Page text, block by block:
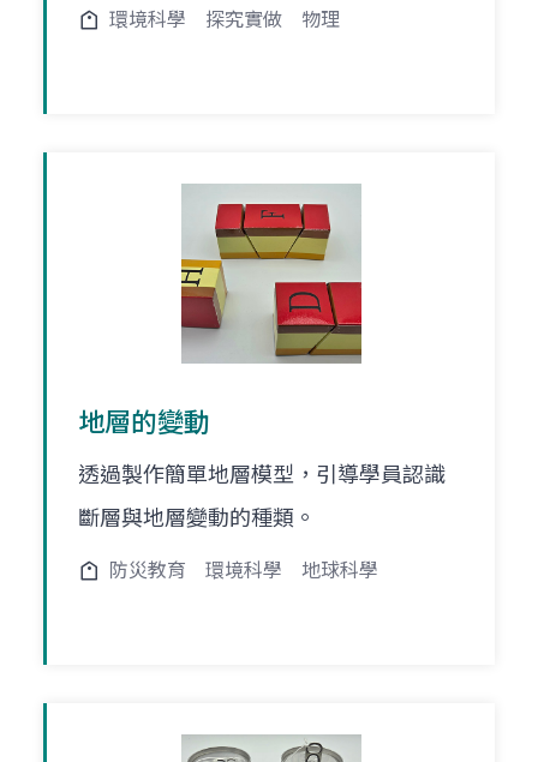
環境科學 探究實做 物理
地層的變動
透過製作簡單地層模型，引導學員認識
斷層與地層變動的種類。
防災教育 環境科學 地球科學